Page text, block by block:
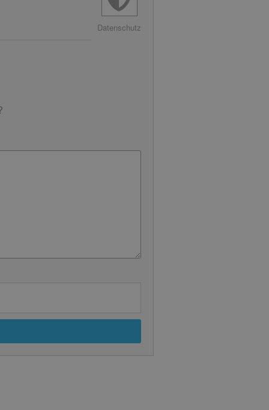
Datenschutz